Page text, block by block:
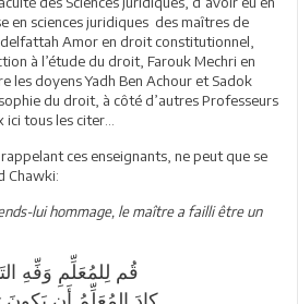
en sciences juridiques des maîtres de
Amor en droit constitutionnel,
à l’étude du droit, Farouk Mechri en
les doyens Yadh Ben Achour et Sadok
du droit, à côté d’autres Professeurs
tous les citer...
ces enseignants, ne peut que se
Chawki:
lui hommage, le maître a failli être un